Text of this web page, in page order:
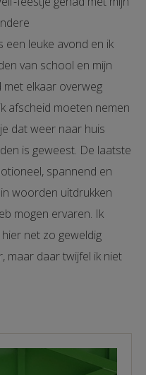
een leuke avond en ik
van school en mijn
elkaar overweg
afscheid moeten nemen
dat weer naar huis
is geweest. De laatste
spannend en
woorden uitdrukken
mogen ervaren. Ik
net zo geweldig
maar daar twijfel ik niet